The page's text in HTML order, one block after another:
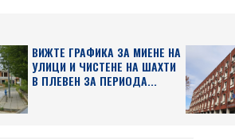
ВИЖТЕ ГРАФИКА ЗА МИЕНЕ НА
УЛИЦИ И ЧИСТЕНЕ НА ШАХТИ
В ПЛЕВЕН ЗА ПЕРИОДА...